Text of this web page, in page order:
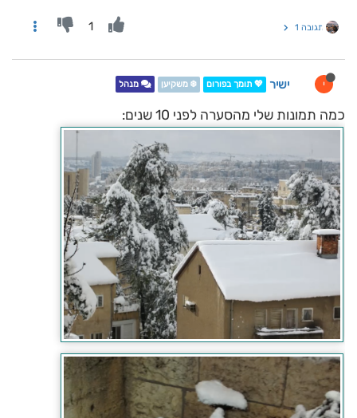
תגובה 1 1
י ישיר 💖 תומך בפורום ❄️ משקיען מנהל
כמה תמונות שלי מהסערה לפני 10 שנים: